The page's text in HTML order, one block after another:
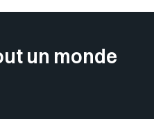
un monde
de l'UQO
de l'UQO